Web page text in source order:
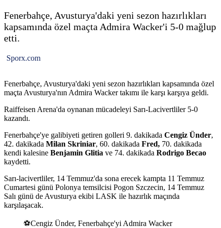
Fenerbahçe, Avusturya'daki yeni sezon hazırlıkları
kapsamında özel maçta Admira Wacker'i 5-0 mağlup
etti.
Sporx.com
Fenerbahçe, Avusturya'daki yeni sezon hazırlıkları kapsamında özel
maçta Avusturya'nın Admira Wacker takımı ile karşı karşıya geldi.
Raiffeisen Arena'da oynanan mücadeleyi Sarı-Lacivertliler 5-0
kazandı.
Fenerbahçe'ye galibiyeti getiren golleri 9. dakikada Cengiz Ünder,
42. dakikada Milan Skriniar, 60. dakikada Fred, 70. dakikada
kendi kalesine Benjamin Glitia ve 74. dakikada Rodrigo Becao
kaydetti.
Sarı-lacivertliler, 14 Temmuz'da sona erecek kampta 11 Temmuz
Cumartesi günü Polonya temsilcisi Pogon Szczecin, 14 Temmuz
Salı günü de Avusturya ekibi LASK ile hazırlık maçında
karşılaşacak.
⚽️Cengiz Ünder, Fenerbahçe'yi Admira Wacker